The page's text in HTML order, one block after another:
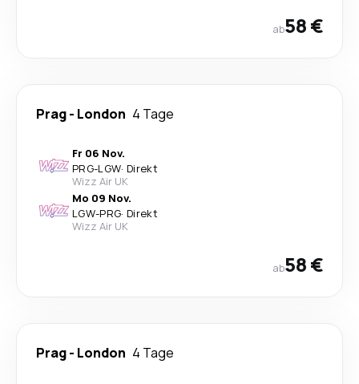
ab58 €
Prag- London 4 Tage
Fr 06 Nov.
PRG-LGW· Direkt
Wizz Air UK
Mo 09 Nov.
LGW-PRG· Direkt
Wizz Air UK
ab58 €
Prag- London 4 Tage